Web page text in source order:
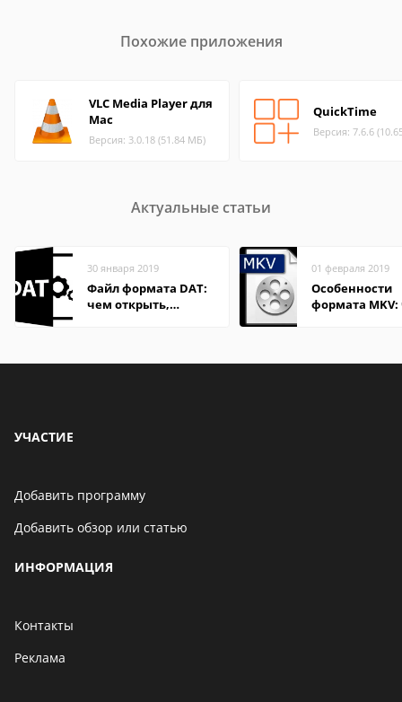
Похожие приложения
VLC Media Player для
Mac
Версия: 3.0.18 (51.84 МБ)
QuickTime
Версия: 7.6.6
Актуальные статьи
30 января 2019
Файл формата DAT:
чем открыть,
01 февраля 2019
Особенности
формата
УЧАСТИЕ
Добавить программу
Добавить обзор или статью
ИНФОРМАЦИЯ
Контакты
Реклама